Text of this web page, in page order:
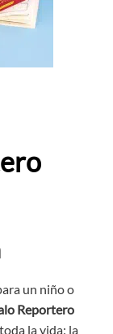
un niño o
Reportero
la vida: la